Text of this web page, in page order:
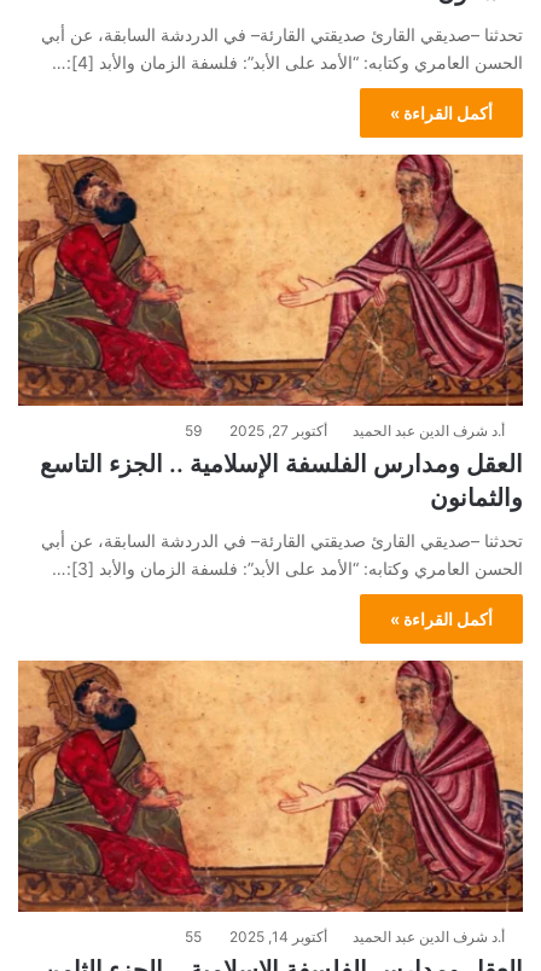
تحدثنا –صديقي القارئ صديقتي القارئة– في الدردشة السابقة، عن أبي
الحسن العامري وكتابه: “الأمد على الأبد”: فلسفة الزمان والأبد [4]:…
أكمل القراءة »
أ.د شرف الدين عبد الحميد أكتوبر 27, 2025 59
العقل ومدارس الفلسفة الإسلامية .. الجزء التاسع
والثمانون
تحدثنا –صديقي القارئ صديقتي القارئة– في الدردشة السابقة، عن أبي
الحسن العامري وكتابه: “الأمد على الأبد”: فلسفة الزمان والأبد [3]:…
أكمل القراءة »
أ.د شرف الدين عبد الحميد أكتوبر 14, 2025 55